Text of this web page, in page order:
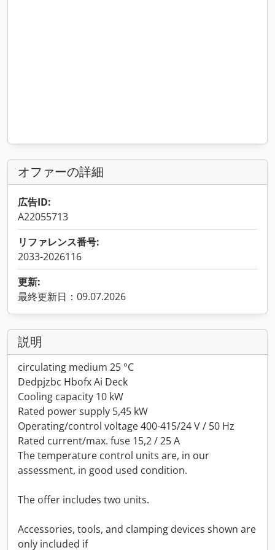
オファーの詳細
広告ID:
A22055713
リファレンス番号:
2033-2026116
更新:
最終更新日：09.07.2026
説明
circulating medium 25 °C
Dedpjzbc Hbofx Ai Deck
Cooling capacity 10 kW
Rated power supply 5,45 kW
Operating/control voltage 400-415/24 V / 50 Hz
Rated current/max. fuse 15,2 / 25 A
The temperature control units are, in our
assessment, in good used condition.
The offer includes two units.
Accessories, tools, and clamping devices shown are
only included if